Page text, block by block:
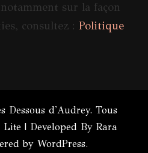
sur la façon
consultez : Politique
Dessous d'Audrey. Tous
Lite | Developed By Rara
by WordPress.